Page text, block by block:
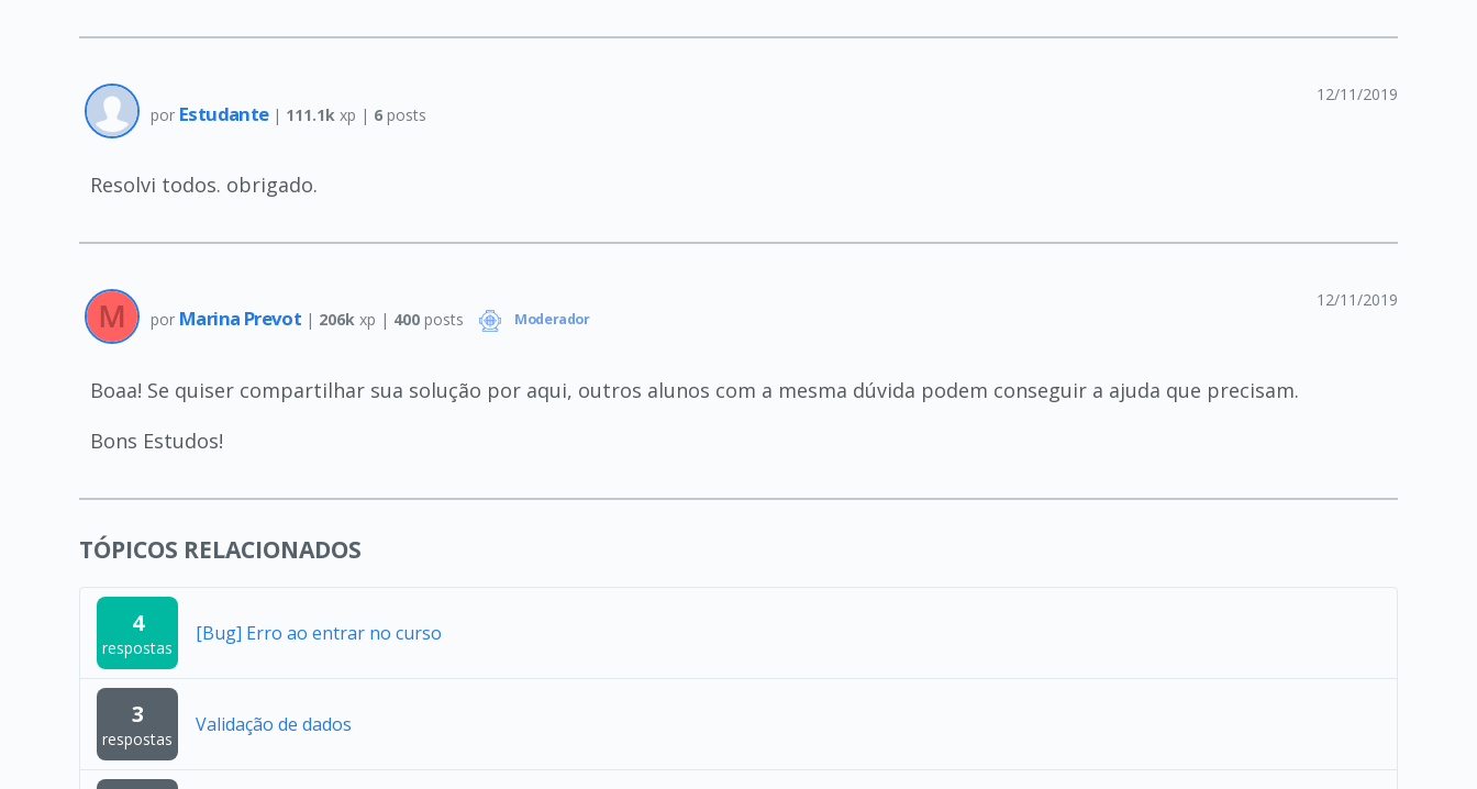
por Estudante | 111.1k xp | 6 posts
12/11/2019
Resolvi todos. obrigado.
por Marina Prevot | 206k xp | 400posts Moderador
12/11/2019
Boaa! Se quiser compartilhar sua solução por aqui, outros alunos com a mesma dúvida podem conseguir a ajuda que precisam.
Bons Estudos!
TÓPICOS RELACIONADOS
4
respostas
[Bug] Erro ao entrar no curso
3
respostas
Validação de dados